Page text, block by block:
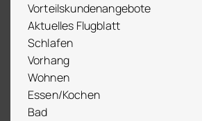
Vorteilskundenangebote
Aktuelles Flugblatt
Schlafen
Vorhang
Wohnen
Essen/Kochen
Bad